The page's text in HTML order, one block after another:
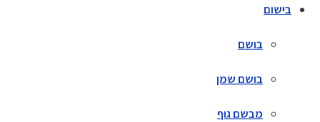
בישום
בושם
בושם שמן
מבשם גוף